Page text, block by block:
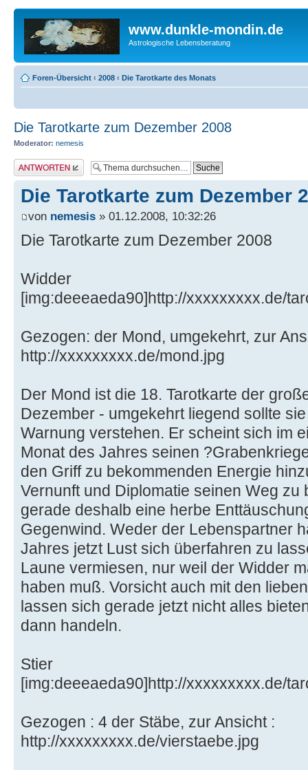
www.dunkle-mondin.de
Astrologische Lebensberatung
Foren-Übersicht ‹ 2008 ‹ Die Tarotkarte des Monats
Die Tarotkarte zum Dezember 2008
Moderator: nemesis
Antwort erstellen
Die Tarotkarte zum Dezember
von nemesis » 01.12.2008, 10:32:26
Die Tarotkarte zum Dezember 2008
Widder
[img:deeeaeda90]http://xxxxxxxxx.de/
Gezogen: der Mond, umgekehrt, zur
http://xxxxxxxxx.de/mond.jpg
Der Mond ist die 18. Tarotkarte der
Dezember - umgekehrt liegend sollte
Warnung verstehen. Er scheint sich im
Monat des Jahres seinen
den Griff zu bekommenden Energie
Vernunft und Diplomatie seinen Weg zu
gerade deshalb eine herbe
Gegenwind. Weder der Lebenspartner
Jahres jetzt Lust sich überfahren zu
Laune vermiesen, nur weil der Widder
haben muß. Vorsicht auch mit den
lassen sich gerade jetzt nicht alles
dann handeln.
Stier
[img:deeeaeda90]http://xxxxxxxxx.de/
Gezogen : 4 der Stäbe, zur Ansicht :
http://xxxxxxxxx.de/vierstaebe.jpg